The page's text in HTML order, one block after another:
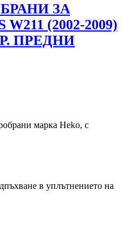
ЗА
W211 (2002-2009)
ПРЕДНИ
марка Heko, с
в уплътнението на